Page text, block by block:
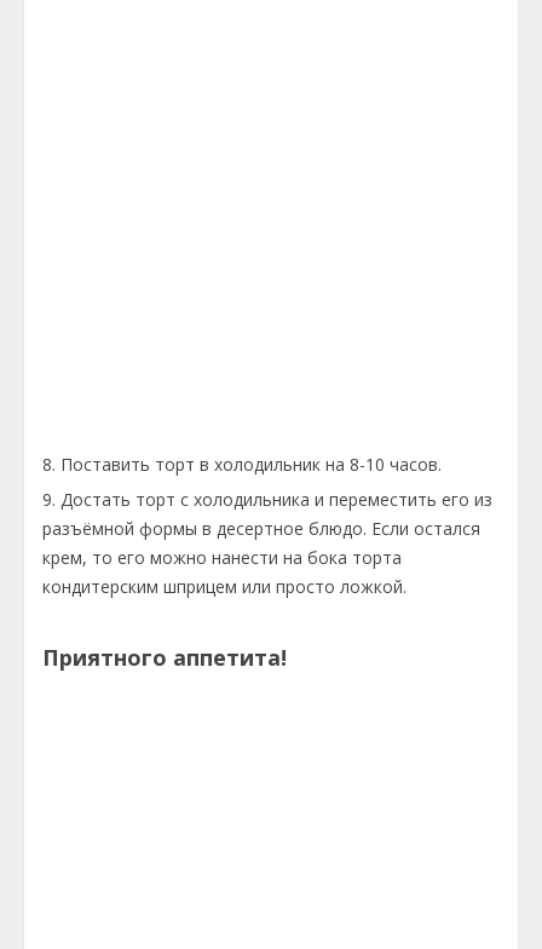
8. Поставить торт в холодильник на 8-10 часов.
9. Достать торт с холодильника и переместить его из
разъёмной формы в десертное блюдо. Если остался
крем, то его можно нанести на бока торта
кондитерским шприцем или просто ложкой.
Приятного аппетита!